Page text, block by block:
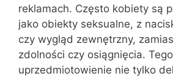
reklamach. Często kobiety są
jako obiekty seksualne, z
czy wygląd zewnętrzny,
zdolności czy osiągnięcia.
uprzedmiotowienie nie tylko